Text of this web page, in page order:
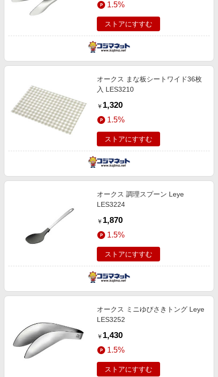
1.5%
ストアにすすむ
オークス まな板シートワイド36枚
入 LES3210
￥ 1,320
1.5%
ストアにすすむ
オークス 調理スプーン Leye
LES3224
￥ 1,870
1.5%
ストアにすすむ
オークス ミニゆびさきトング Leye
LES3252
￥ 1,430
1.5%
ストアにすすむ